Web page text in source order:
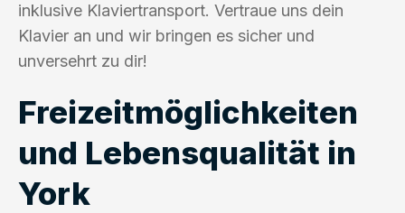
inklusive Klaviertransport. Vertraue uns dein
Klavier an und wir bringen es sicher und
unversehrt zu dir!
Freizeitmöglichkeiten
und Lebensqualität in
York